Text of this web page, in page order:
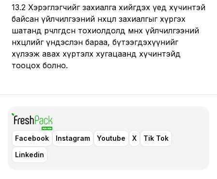
13.2 Хэрэглэгчийг захиалга хийгдэх үед хүчинтэй
байсан үйлчилгээний нөхцөл захиалгыг хүргэх
шатанд өөрчлөгдсөн тохиолдолд өмнөх үйлчилгээний
нөхцөлийг үндэслэн бараа, бүтээгдэхүүнийг
хүлээж авах хүртэлх хугацаанд хүчинтэйд
тооцох болно.
Facebook Instagram Youtube X
Tik Tok
Linkedin